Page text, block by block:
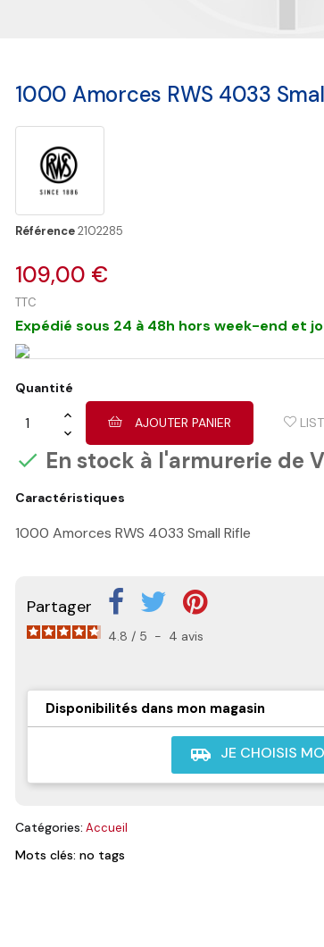
1000 Amorces RWS 4033
Référence2102285
109,00 €
TTC
Expédié sous 24 à 48h hors week-end et
Quantité
AJOUTER PANIER
 En stock à l'armurerie de
Caractéristiques
1000 Amorces RWS 4033 Small Rifle
Partager
4.8 / 5 - 4 avis
Disponibilités dans mon magasin
airport_shuttle JE CHOISIS
Catégories: Accueil
Mots clés: no tags